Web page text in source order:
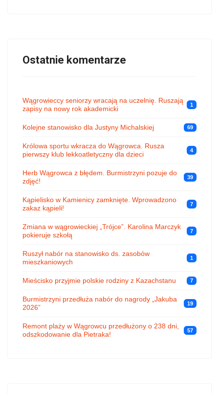
Ostatnie komentarze
Wągrowieccy seniorzy wracają na uczelnię. Ruszają
zapisy na nowy rok akademicki
1
Kolejne stanowisko dla Justyny Michalskiej 69
Królowa sportu wkracza do Wągrowca. Rusza
pierwszy klub lekkoatletyczny dla dzieci
4
Herb Wągrowca z błędem. Burmistrzyni pozuje do
zdjęć!
39
Kąpielisko w Kamienicy zamknięte. Wprowadzono
zakaz kąpieli!
7
Zmiana w wągrowieckiej „Trójce”. Karolina Marczyk
pokieruje szkołą
7
Ruszył nabór na stanowisko ds. zasobów
mieszkaniowych
1
Mieścisko przyjmie polskie rodziny z Kazachstanu 7
Burmistrzyni przedłuża nabór do nagrody „Jakuba
2026”
19
Remont plaży w Wągrowcu przedłużony o 238 dni,
odszkodowanie dla Pietraka!
57